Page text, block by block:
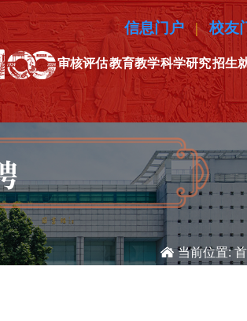
信息门户 | 校友
审核评估教育教学科学研究招生
当前位置: